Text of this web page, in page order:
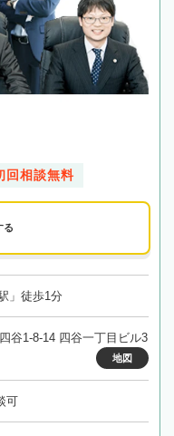
回相談無料
る
」徒歩1分
谷1-8-14 四谷一丁目ビル3
地図
可